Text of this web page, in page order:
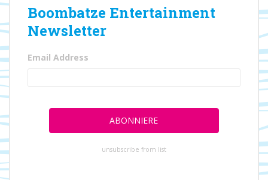
Boombatze Entertainment
Newsletter
Email Address
unsubscribe from list